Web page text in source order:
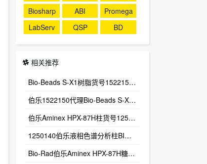
Biosharp
ABI
Promega
LabServ
QSP BD
相关推荐
Bio-Beads S-X1树脂货号1522150多孔聚苯乙烯‑二乙烯苯微球（PS‑DVB）
伯乐1522150代理Bio-Beads S-X1树脂货号1522150
伯乐Aminex HPX-87H柱货号1250140总代理Aminex HPX-87H有机酸分析柱
1250140伯乐液相色谱分析柱BIO-RAD Aminex HPX-87H-1250140
Bio-Rad伯乐Aminex HPX-87H糖有机酸分析色谱柱1250140